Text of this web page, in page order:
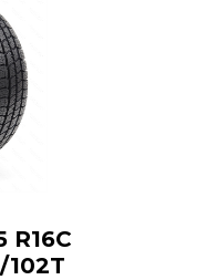
R16C
102T